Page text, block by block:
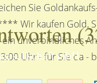
Sie
Wir kaufen Gold,
unverbindliches
Uhr - für Sie
(
mbH